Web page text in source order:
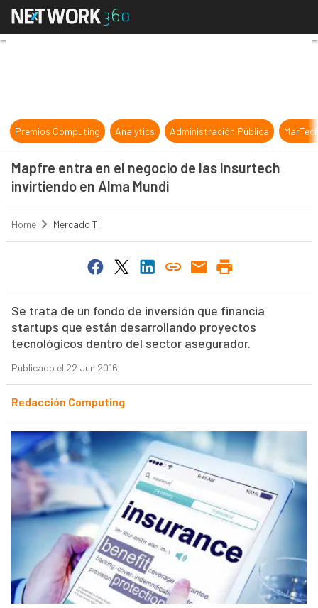
Mapfre entra en el negocio de las
Premios Computing Analytics Administración Pública
Mapfre entra en el negocio de las Insurtech
invirtiendo en Alma Mundi
Home Mercado TI
Se trata de un fondo de inversión que financia
startups que están desarrollando proyectos
tecnológicos dentro del sector asegurador.
Publicado el 22 Jun 2016
Redacción Computing